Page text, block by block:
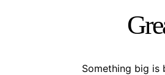
Something big is